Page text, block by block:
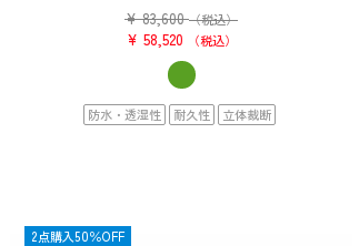
¥ 83,600 （税込）
¥ 58,520 税込
防水・透湿性 耐久性 立体裁断
OUTLET
2点購入50％OFF